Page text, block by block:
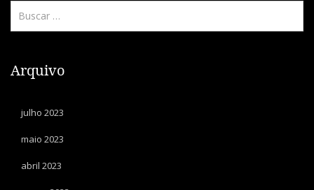
Arquivo
julho 2023
maio 2023
abril 2023